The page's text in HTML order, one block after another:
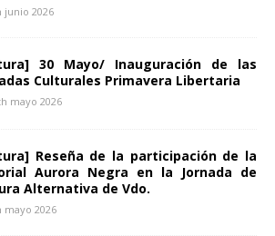
junio 2026
30 Mayo/ Inauguración de las
Culturales Primavera Libertaria
mayo 2026
Reseña de la participación de la
Aurora Negra en la Jornada de
Alternativa de Vdo.
mayo 2026